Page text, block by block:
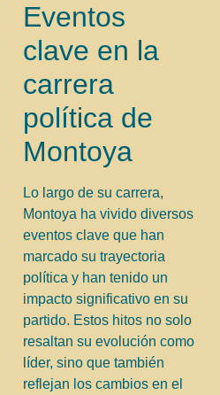
Eventos
clave en la
carrera
política de
Montoya
Lo largo de su carrera,
Montoya ha vivido diversos
eventos clave que han
marcado su trayectoria
política y han tenido un
impacto significativo en su
partido. Estos hitos no solo
resaltan su evolución como
líder, sino que también
reflejan los cambios en el